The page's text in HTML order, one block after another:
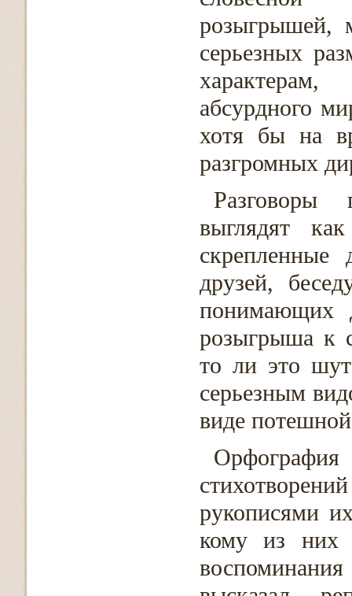
розыгрышей,
серьезных
абсурдного
хотя бы на
разгромных
Разговоры
выглядят
друзей,
понимающих
розыгрыша к
то ли это
серьезным
виде
рукописями
кому из них